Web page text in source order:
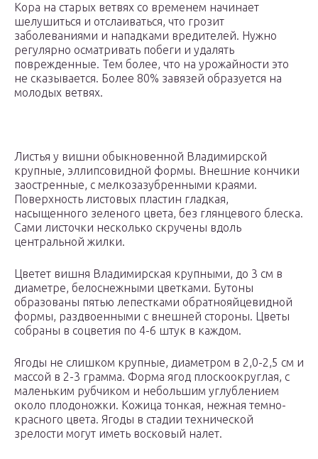
Кора на старых ветвях со временем начинает
шелушиться и отслаиваться, что грозит
заболеваниями и нападками вредителей. Нужно
регулярно осматривать побеги и удалять
поврежденные. Тем более, что на урожайности это
не сказывается. Более 80% завязей образуется на
молодых ветвях.
Листья у вишни обыкновенной Владимирской
крупные, эллипсовидной формы. Внешние кончики
заостренные, с мелкозазубренными краями.
Поверхность листовых пластин гладкая,
насыщенного зеленого цвета, без глянцевого блеска.
Сами листочки несколько скручены вдоль
центральной жилки.
Цветет вишня Владимирская крупными, до 3 см в
диаметре, белоснежными цветками. Бутоны
образованы пятью лепестками обратнояйцевидной
формы, раздвоенными с внешней стороны. Цветы
собраны в соцветия по 4-6 штук в каждом.
Ягоды не слишком крупные, диаметром в 2,0-2,5 см и
массой в 2-3 грамма. Форма ягод плоскоокруглая, с
маленьким рубчиком и небольшим углублением
около плодоножки. Кожица тонкая, нежная темно-
красного цвета. Ягоды в стадии технической
зрелости могут иметь восковый налет.